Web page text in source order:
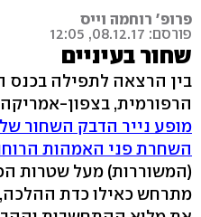
פרופ' רוחמה וייס
פורסם: 08.12.17, 12:05
שחור בעיניים
בין הרצאה לתפילה בכנס
הרפורמית, בצפון-
מופע נייר הדבק השחור של
השחרת פני האמהות
(המשוררות) מעל שטרות
מתרחש כאילו כדת ההלכה,